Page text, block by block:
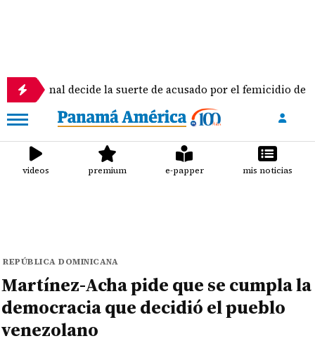
decide la suerte de acusado por el femicidio de la
videos premium e-papper mis noticias
REPÚBLICA DOMINICANA
Martínez-Acha pide que se cumpla la
democracia que decidió el pueblo
venezolano